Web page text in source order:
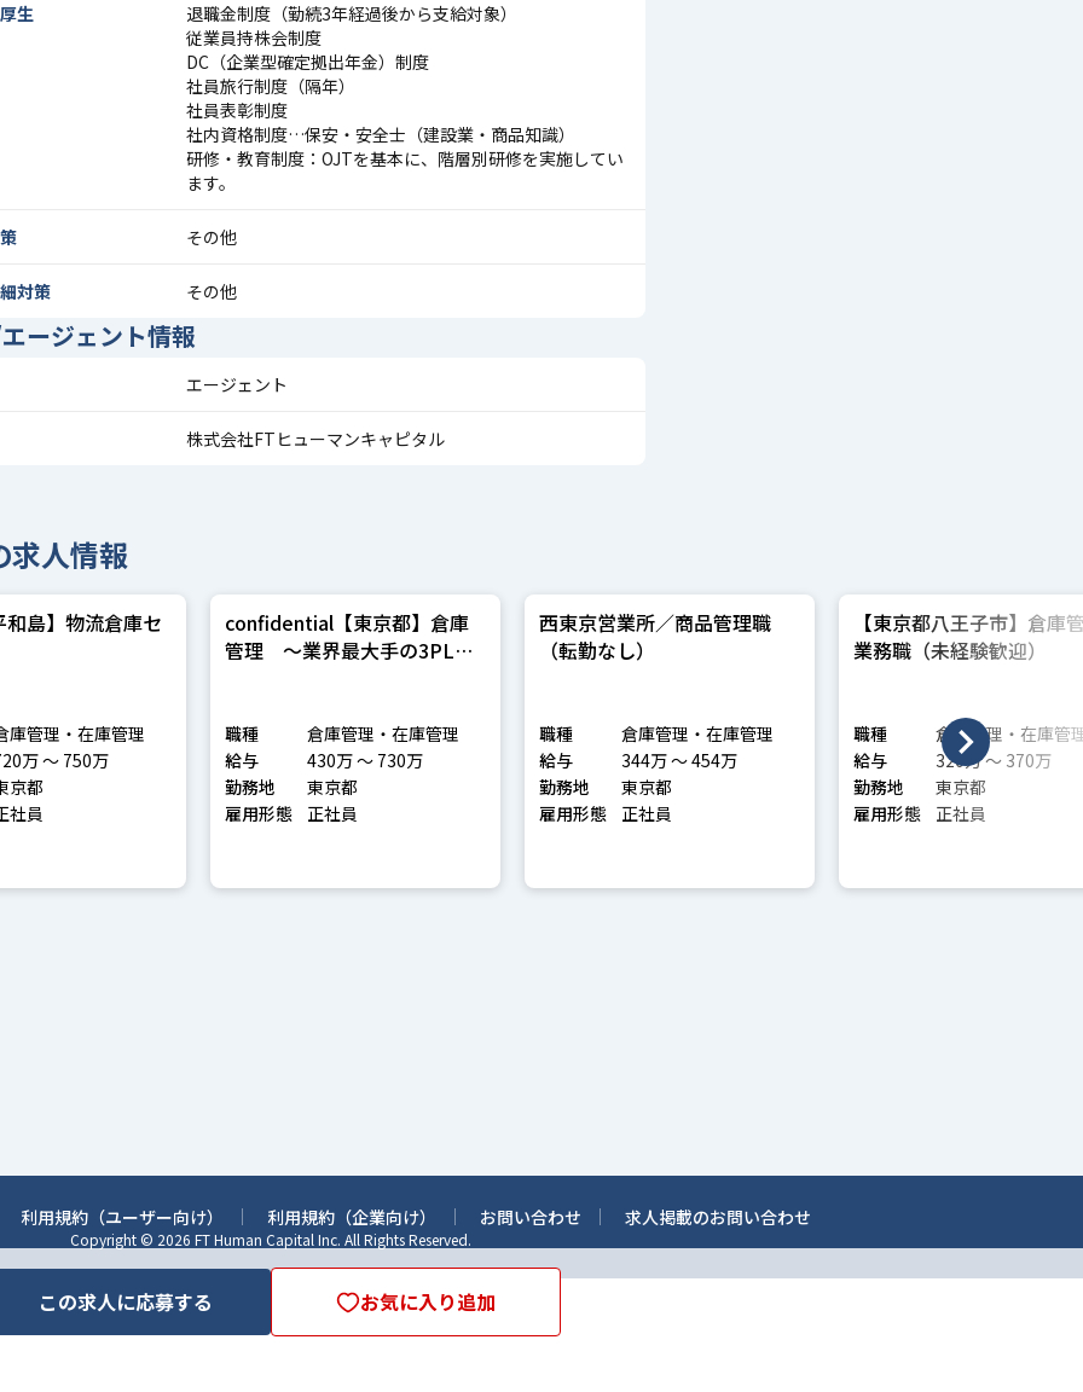
生
退職金制度（勤続3年経過後から支給対象）
従業員持株会制度
DC（企業型確定拠出年金）制度
社員旅行制度（隔年）
社員表彰制度
社内資格制度…保安・安全士（建設業・商品知識）
研修・教育制度：OJTを基本に、階層別研修を実施してい
ます。
その他
対策 その他
ージェント情報
エージェント
株式会社FTヒューマンキャピタル
求人情報
島】物流倉庫セ
庫管理・在庫管理
720万 〜 750万
京都
社員
confidential【東京都】倉庫
管理 ～業界最大手の3PL企
職種
倉庫管理・在庫管理
給与
430万 〜 730万
勤務地
東京都
雇用形態
正社員
西東京営業所／商品管理職
（転勤なし）
職種
倉庫管理・在庫管理
給与
344万 〜 454万
勤務地
東京都
雇用形態
正社員
【東京都八王子市】倉庫
業務職（未経験歓迎）
職種
倉庫管理・在庫管
給与
320万 〜 370万
勤務地
東京都
雇用形態
正社員
この求人に応募する お気に入り追加
利用規約（ユーザー向け） 利用規約（企業向け） お問い合わせ 求人掲載のお問い合わせ
Copyright © 2026 FT Human Capital Inc. All Rights Reserved.